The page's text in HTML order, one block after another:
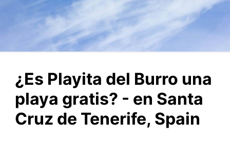
¿Es Playita del Burro una
playa gratis? - en Santa
Cruz de Tenerife, Spain